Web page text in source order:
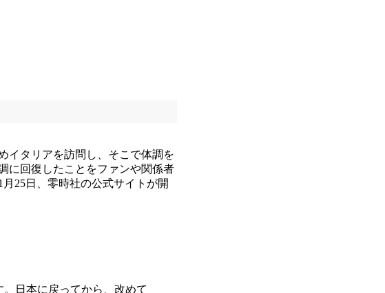
イタリアを訪問し、そこで体調を
に回復したことをファンや関係者
25日、零時社の公式サイトが開
日本に戻ってから、改めて